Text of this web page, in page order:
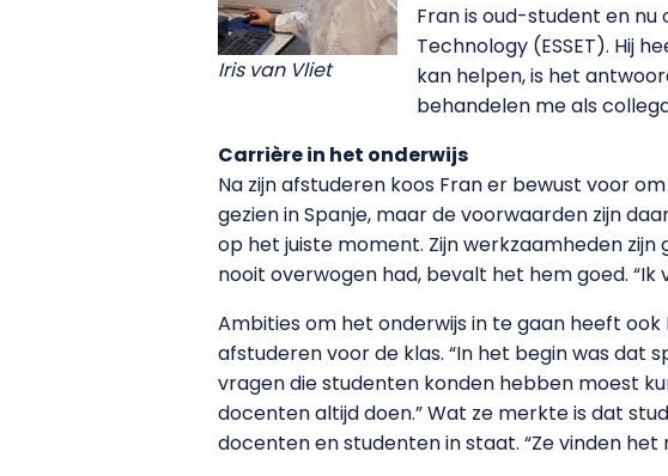
Iris van Vliet
Fran is oud-student en nu
Technology (ESSET). Hij
kan helpen, is het
behandelen me als
Carrière in het onderwijs
Na zijn afstuderen koos Fran er bewust voor
gezien in Spanje, maar de voorwaarden zijn
op het juiste moment. Zijn werkzaamheden
nooit overwogen had, bevalt het hem goed. “Ik
Ambities om het onderwijs in te gaan heeft
afstuderen voor de klas. “In het begin was dat
vragen die studenten konden hebben moest
docenten altijd doen.” Wat ze merkte is dat
docenten en studenten in staat. “Ze vinden